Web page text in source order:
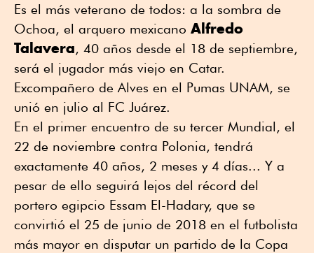
Es el más veterano de todos: a la sombra de
Ochoa, el arquero mexicano Alfredo
Talavera, 40 años desde el 18 de septiembre,
será el jugador más viejo en Catar.
Excompañero de Alves en el Pumas UNAM, se
unió en julio al FC Juárez.
En el primer encuentro de su tercer Mundial, el
22 de noviembre contra Polonia, tendrá
exactamente 40 años, 2 meses y 4 días... Y a
pesar de ello seguirá lejos del récord del
portero egipcio Essam El-Hadary, que se
convirtió el 25 de junio de 2018 en el futbolista
más mayor en disputar un partido de la Copa